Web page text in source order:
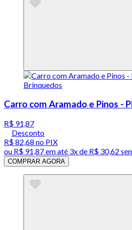
Carro com Aramado e Pinos -
R$ 91,87
Desconto
R$ 82,68 no PIX
ou R$ 91,87em até 3x de R$ 30,62
COMPRAR AGORA